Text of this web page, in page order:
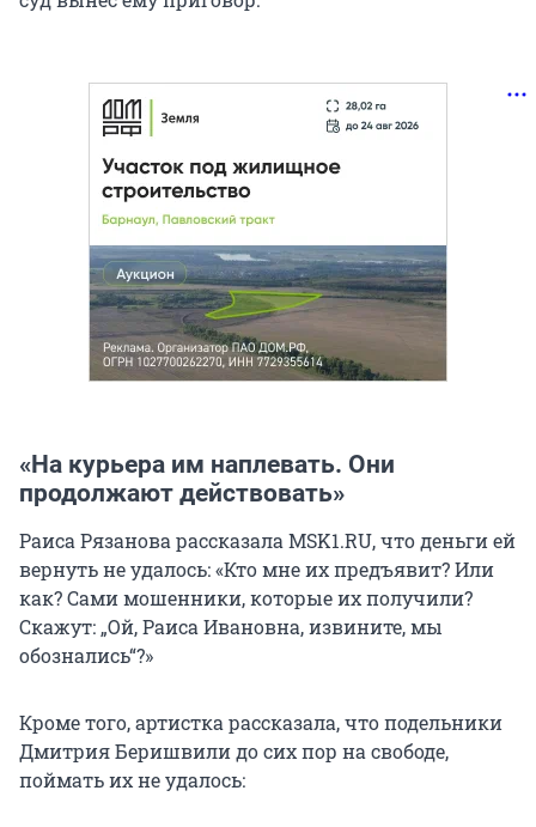
«На курьера им наплевать. Они
продолжают действовать»
Раиса Рязанова рассказала MSK1.RU, что деньги ей
вернуть не удалось: «Кто мне их предъявит? Или
как? Сами мошенники, которые их получили?
Скажут: „Ой, Раиса Ивановна, извините, мы
обознались“?»
Кроме того, артистка рассказала, что подельники
Дмитрия Беришвили до сих пор на свободе,
поймать их не удалось: